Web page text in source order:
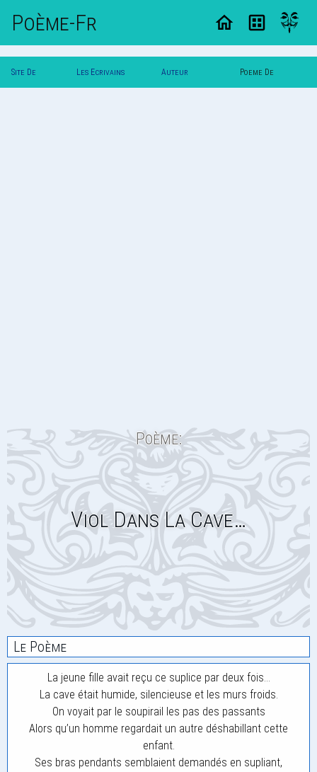
Poème-Fr
Site De Les Ecrivains Auteur Poeme De
Poème:
Viol Dans La Cave…
Le Poème
La jeune fille avait reçu ce suplice par deux fois…
La cave était humide, silencieuse et les murs froids.
On voyait par le soupirail les pas des passants
Alors qu’un homme regardait un autre déshabillant cette
enfant.
Ses bras pendants semblaient demandés en supliant,